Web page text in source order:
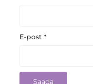
E-post *